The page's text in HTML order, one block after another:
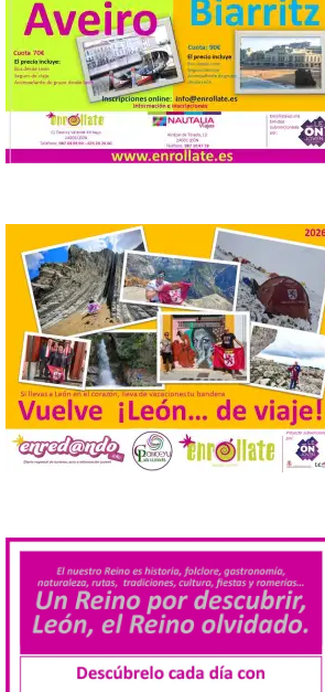
Una de las novedades de
esta edición de la Batalla
de Villadangos es el plato
principal del Menú, un
cordero asado al fuego y
las brasas in situ durante 5 horas. . Los
días 7, 8 y 9 de este […]
Gradefes
7 Ago 2026
Tendrá lugar el 9 de
agosto en los aledaños del
monasterio cisterciense
de Santa María la Real de
Gradefes. Una cita
imprescindible para disfrutar de los
mejores dulces conventuales, tradición,
cultura y un ambiente único. El
Ayuntamiento de Gradefes, intentando
La decimoctava fotografía
de León de…viaje nos llega
desde la sede del
Parlamento Europeo en
Estrasburgo.
7 Ago 2026